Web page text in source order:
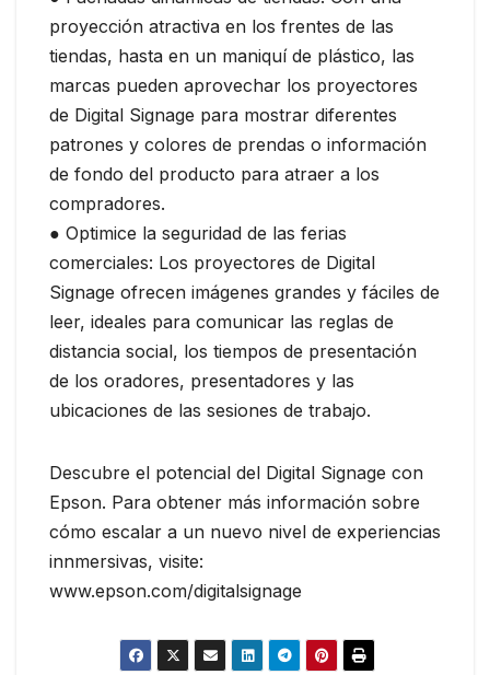
proyección atractiva en los frentes de las
tiendas, hasta en un maniquí de plástico, las
marcas pueden aprovechar los proyectores
de Digital Signage para mostrar diferentes
patrones y colores de prendas o información
de fondo del producto para atraer a los
compradores.
● Optimice la seguridad de las ferias
comerciales: Los proyectores de Digital
Signage ofrecen imágenes grandes y fáciles de
leer, ideales para comunicar las reglas de
distancia social, los tiempos de presentación
de los oradores, presentadores y las
ubicaciones de las sesiones de trabajo.
Descubre el potencial del Digital Signage con
Epson. Para obtener más información sobre
cómo escalar a un nuevo nivel de experiencias
innmersivas, visite:
www.epson.com/digitalsignage